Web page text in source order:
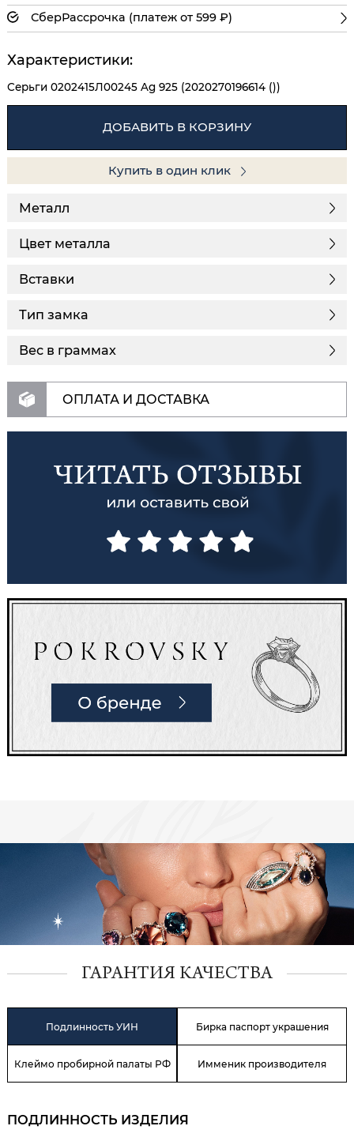
СберРассрочка (платеж от 599 ₽)
Характеристики:
Серьги 0202415Л00245 Ag 925 (2020270196614 ())
ДОБАВИТЬ В КОРЗИНУ
Купить в один клик
Металл
Цвет металла
Вставки
Тип замка
Вес в граммах
ОПЛАТА И ДОСТАВКА
ГАРАНТИЯ КАЧЕСТВА
Подлинность УИН Бирка паспорт украшения
Клеймо пробирной палаты РФ Имменик производителя
ПОДЛИННОСТЬ ИЗДЕЛИЯ